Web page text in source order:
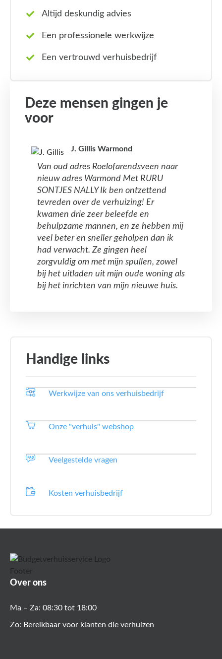
Altijd deskundig advies
Een professionele werkwijze
Een vertrouwd verhuisbedrijf
Deze mensen gingen je
voor
J. Gillis Warmond
Van oud adres Roelofarendsveen naar
nieuw adres Warmond Met RURU
SONTJES NALLY Ik ben ontzettend
tevreden over de verhuizing! Er
kwamen drie zeer beleefde en
behulpzame mannen, en ze hebben mij
veel beter en sneller geholpen dan ik
had verwacht. Ze gingen heel
zorgvuldig om met mijn spullen, zowel
bij het uitladen uit mijn oude woning als
bij het inrichten van mijn nieuwe huis.
Handige links
Werkwijze van ons verhuisbedrijf
Onze "verhuis" webshop
Veelgestelde vragen
Kosten verhuisbedrijf
Over ons
Ma – Za: 08:30 tot 18:00
Zo: Bereikbaar voor klanten die verhuizen